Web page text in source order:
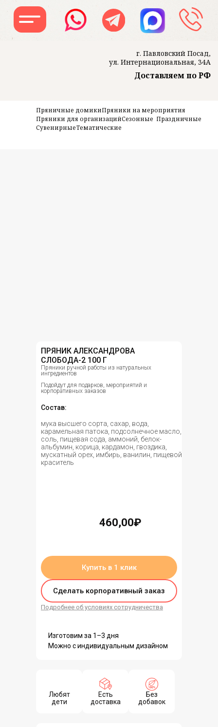
Заказать
г. Павловский Посад,
Доставляем по РФ
Пряничные домикиПряники на мероприятия
Пряники для организацийСезонные Праздничные
СувенирныеТематические
Купить в 1 клик
Сделать корпоративный заказ
Подробнее об условиях сотрудничества
ПРЯНИК АЛЕКСАНДРОВА
СЛОБОДА-2 100 Г
Пряники ручной работы из натуральных
ингредиентов
Подойдут для подарков, мероприятий и
корпоративных заказов
Любят
дети
Есть
доставка
Без
добавок
мука высшего сорта, сахар, вода,
карамельная патока, подсолнечное масло,
соль, пищевая сода, аммоний, белок-
альбумин, корица, кардамон, гвоздика,
мускатный орех, имбирь, ванилин, пищевой
краситель
Состав:
460,00₽
Изготовим за 1–3 дня
Можно с индивидуальным дизайном